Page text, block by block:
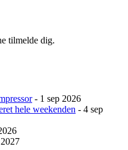
tilmelde dig.
- 1 sep 2026
hele weekenden - 4 sep